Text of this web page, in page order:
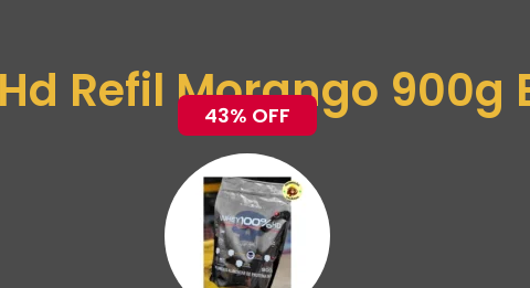
Refil Morango 900g
43% OFF